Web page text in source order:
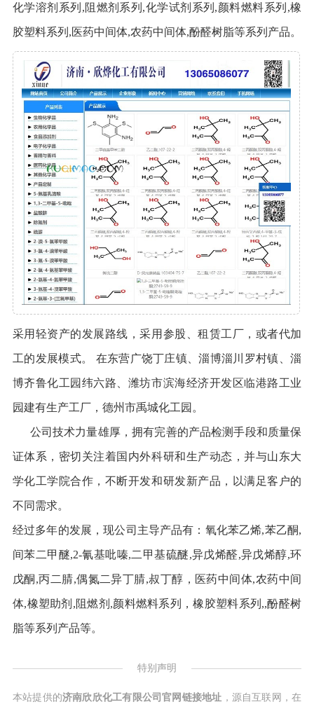
化学溶剂系列,阻燃剂系列,化学试剂系列,颜料燃料系列,橡
胶塑料系列,医药中间体,农药中间体,酚醛树脂等系列产品。
采用轻资产的发展路线，采用参股、租赁工厂，或者代加
工的发展模式。 在东营广饶丁庄镇、淄博淄川罗村镇、淄
博齐鲁化工园纬六路、潍坊市滨海经济开发区临港路工业
园建有生产工厂，德州市禹城化工园。
公司技术力量雄厚，拥有完善的产品检测手段和质量保
证体系，密切关注着国内外科研和生产动态，并与山东大
学化工学院合作，不断开发和研发新产品，以满足客户的
不同需求。
经过多年的发展，现公司主导产品有：氧化苯乙烯,苯乙酮,
间苯二甲醚,2-氰基吡嗪,二甲基硫醚,异戊烯醛,异戊烯醇,环
戊酮,丙二腈,偶氮二异丁腈,叔丁醇，医药中间体,农药中间
体,橡塑助剂,阻燃剂,颜料燃料系列，橡胶塑料系列,,酚醛树
脂等系列产品等。
特别声明
本站提供的济南欣欣化工有限公司官网链接地址 ，源自互联网，在